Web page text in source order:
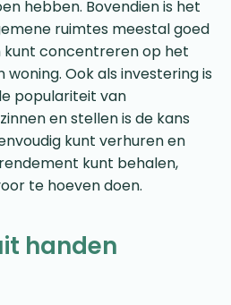
hebben. Bovendien is het
ruimtes meestal goed
kunt concentreren op het
Ook als investering is
populariteit van
en stellen is de kans
kunt verhuren en
kunt behalen,
te hoeven doen.
handen